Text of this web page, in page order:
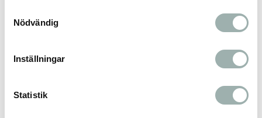
Nödvändig
Inställningar
Statistik